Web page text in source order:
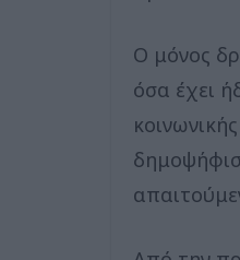
Ο μόνος
όσα έχει